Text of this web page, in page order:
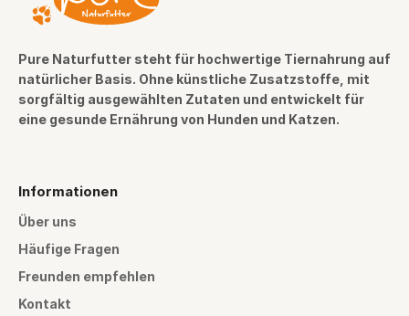
Pure Naturfutter steht für hochwertige Tiernahrung auf
natürlicher Basis. Ohne künstliche Zusatzstoffe, mit
sorgfältig ausgewählten Zutaten und entwickelt für
eine gesunde Ernährung von Hunden und Katzen.
Informationen
Über uns
Häufige Fragen
Freunden empfehlen
Kontakt